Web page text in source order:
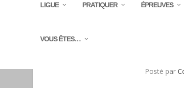
LIGUE PRATIQUER ÉPREUVES
VOUS ÊTES…
Posté par